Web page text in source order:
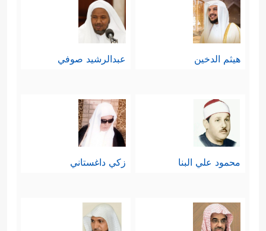
هيثم الدخين عبدالرشيد صوفي
محمود علي البنا زكي داغستاني